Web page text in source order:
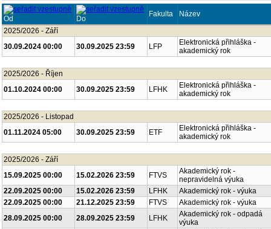
Od Do
Fakulta
Název
2025/2026 - Září
30.09.2024 00:00
30.09.2025 23:59 LFP
Elektronická přihláška -
akademický rok
2025/2026 - Říjen
01.10.2024 00:00
30.09.2025 23:59 LFHK
Elektronická přihláška -
akademický rok
2025/2026 - Listopad
01.11.2024 05:00
30.09.2025 23:59 ETF
Elektronická přihláška -
akademický rok
2025/2026 - Září
15.09.2025 00:00
15.02.2026 23:59 FTVS
Akademický rok -
nepravidelná výuka
22.09.2025 00:00
15.02.2026 23:59 LFHK
Akademický rok - výuka
22.09.2025 00:00
21.12.2025 23:59 FTVS
Akademický rok - výuka
28.09.2025 00:00
28.09.2025 23:59 LFHK
Akademický rok - odpadá
výuka